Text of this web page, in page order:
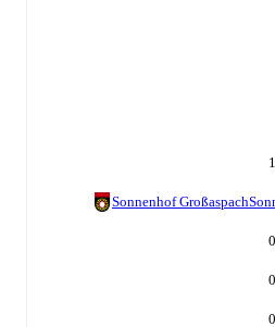
Sonnenhof Großaspach
0
0
0